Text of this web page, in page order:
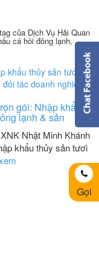
của Dịch Vụ Hải Quan
cá hồi đông lạnh,
gói: Nhập khẩu
lạnh & sản
Nhật Minh Khánh
khẩu thủy sản tươi
Gọi